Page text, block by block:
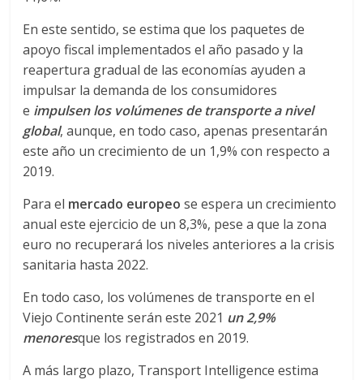
r
t
e
d
e
E
q
u
En este sentido, se estima que los paquetes de
apoyo fiscal implementados el año pasado y la
reapertura gradual de las economías ayuden a
impulsar la demanda de los consumidores
e impulsen los volúmenes de transporte a nivel
global, aunque, en todo caso, apenas presentarán
este año un crecimiento de un 1,9% con respecto a
2019.
Para el mercado europeo se espera un crecimiento
anual este ejercicio de un 8,3%, pese a que la zona
euro no recuperará los niveles anteriores a la crisis
sanitaria hasta 2022.
En todo caso, los volúmenes de transporte en el
Viejo Continente serán este 2021 un 2,9%
menoresque los registrados en 2019.
A más largo plazo, Transport Intelligence estima